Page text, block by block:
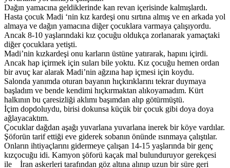
Dağın yamacına geldiklerinde kan revan içerisinde kalmışlardı.
Hasta çocuk Madi ‘nin kız kardeşi onu sırtına almış ve en arkada yol
almaya ve dağın yamacına diğer çocuklara varmaya çalışıyordu.
Ancak 8-10 yaşlarındaki kız çocuğu oldukça zorlanarak yamaçtaki
diğer çocuklara yetişti.
Madi’nin kızkardeşi onu karların üstüne yatırarak, hapını içirdi.
Ancak hap içirmek için suları bile yoktu. Kız çocuğu hemen ordan
bir avuç kar alarak Madi’nin ağzına hap içmesi için koydu.
Salonda yanımda oturan bayanın hıçkırıklarını tekrar duymaya
başladım ve bende kendimi hıçkırmaktan alıkoyamadım. Kürt
halkının bu çaresizliği aklımı başımdan alıp götürmüştü.
İçim dopdoluydu, birisi dokunsa küçük bir çocuk gibi doya doya
ağlayacaktım.
Çocuklar dağdan aşağı yuvarlana yuvarlana inerek bir köye vardılar.
Şöforün tarif ettiği eve giderek sobanın önünde ısınmaya çalıştılar.
Onların ihtiyaçlarını gidermeye çalışan 14-15 yaşlarında bir genç
kızçocuğu idi. Kamyon şöforü kaçak mal bulunduruyor gerekçesi
ile İran askerleri tarafından göz altına alınıp uzun bir süre geri